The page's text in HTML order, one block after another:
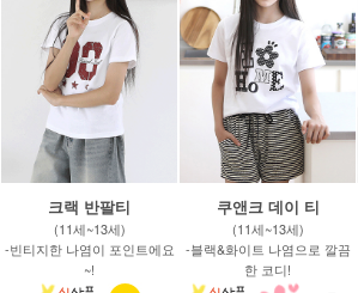
크랙 반팔티
(11세~13세)
-빈티지한 나염이 포인트에요
~!
쿠앤크 데이 티
(11세~13세)
-블랙&화이트 나염으로 깔끔
한 코디!